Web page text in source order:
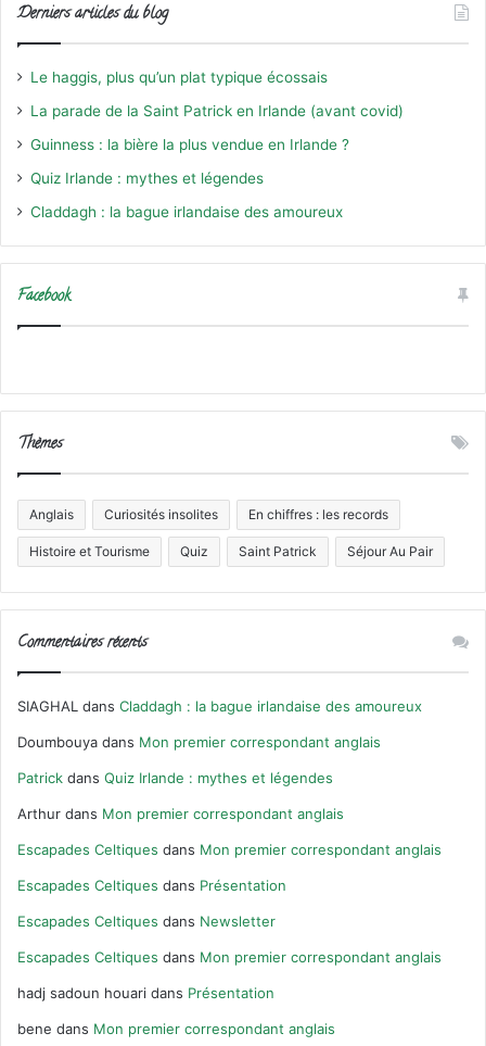
Derniers articles du blog
Le haggis, plus qu’un plat typique écossais
La parade de la Saint Patrick en Irlande (avant covid)
Guinness : la bière la plus vendue en Irlande ?
Quiz Irlande : mythes et légendes
Claddagh : la bague irlandaise des amoureux
Facebook
Thèmes
Anglais Curiosités insolites En chiffres : les records
Histoire et Tourisme Quiz Saint Patrick Séjour Au Pair
Commentaires récents
SIAGHAL dans Claddagh : la bague irlandaise des amoureux
Doumbouya dans Mon premier correspondant anglais
Patrick dans Quiz Irlande : mythes et légendes
Arthur dans Mon premier correspondant anglais
Escapades Celtiques dans Mon premier correspondant anglais
Escapades Celtiques dans Présentation
Escapades Celtiques dans Newsletter
Escapades Celtiques dans Mon premier correspondant anglais
hadj sadoun houari dans Présentation
bene dans Mon premier correspondant anglais